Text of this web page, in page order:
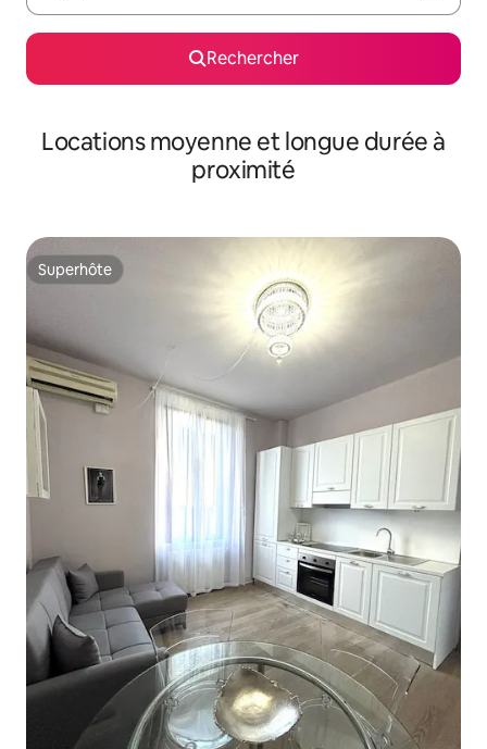
Rechercher
Locations moyenne et longue durée à
proximité
Superhôte
Superhôte